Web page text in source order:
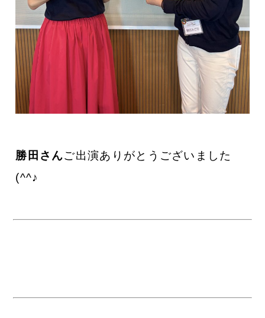
勝田さんご出演ありがとうございました
(^^♪